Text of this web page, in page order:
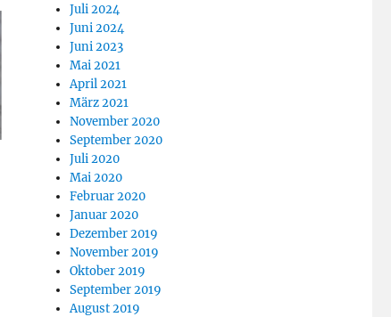
Juli 2024
Juni 2024
Juni 2023
Mai 2021
April 2021
März 2021
November 2020
September 2020
Juli 2020
Mai 2020
Februar 2020
Januar 2020
Dezember 2019
November 2019
Oktober 2019
September 2019
August 2019